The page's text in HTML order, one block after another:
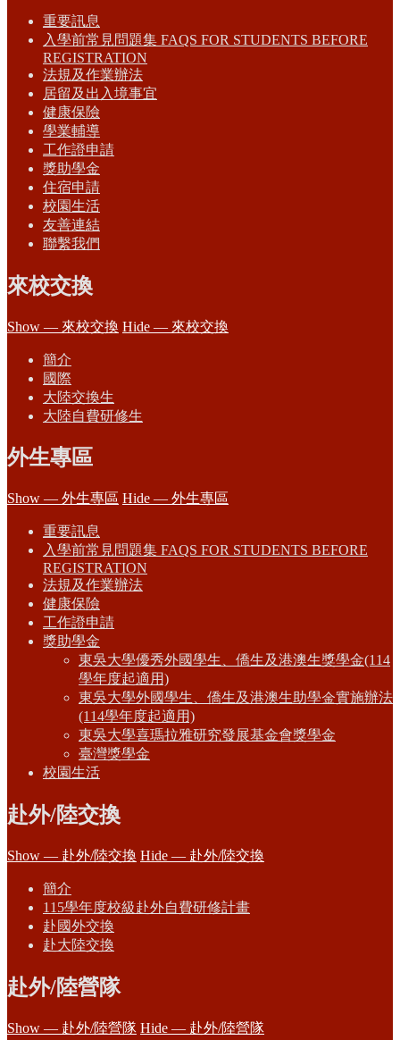
重要訊息
入學前常見問題集 FAQS FOR STUDENTS BEFORE
REGISTRATION
法規及作業辦法
居留及出入境事宜
健康保險
學業輔導
工作證申請
獎助學金
住宿申請
校園生活
友善連結
聯繫我們
來校交換
Show — 來校交換 Hide — 來校交換
簡介
國際
大陸交換生
大陸自費研修生
外生專區
Show — 外生專區 Hide — 外生專區
重要訊息
入學前常見問題集 FAQS FOR STUDENTS BEFORE
REGISTRATION
法規及作業辦法
健康保險
工作證申請
獎助學金
東吳大學優秀外國學生、僑生及港澳生獎學金(114
學年度起適用)
東吳大學外國學生、僑生及港澳生助學金實施辦法
(114學年度起適用)
東吳大學喜瑪拉雅研究發展基金會獎學金
臺灣獎學金
校園生活
赴外/陸交換
Show — 赴外/陸交換 Hide — 赴外/陸交換
簡介
115學年度校級赴外自費研修計畫
赴國外交換
赴大陸交換
赴外/陸營隊
Show — 赴外/陸營隊 Hide — 赴外/陸營隊